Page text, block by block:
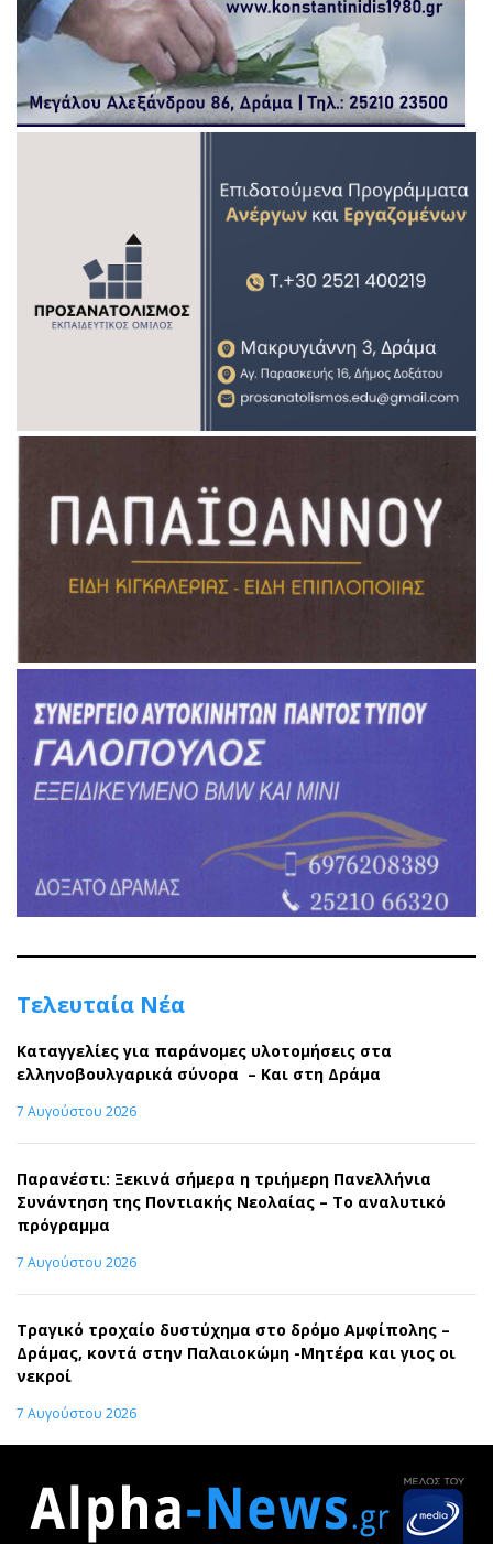
Τελευταία Νέα
Καταγγελίες για παράνομες υλοτομήσεις στα
ελληνοβουλγαρικά σύνορα – Και στη Δράμα
7 Αυγούστου 2026
Παρανέστι: Ξεκινά σήμερα η τριήμερη Πανελλήνια
Συνάντηση της Ποντιακής Νεολαίας – Το αναλυτικό
πρόγραμμα
7 Αυγούστου 2026
Τραγικό τροχαίο δυστύχημα στο δρόμο Αμφίπολης –
Δράμας, κοντά στην Παλαιοκώμη -Μητέρα και γιος οι
νεκροί
7 Αυγούστου 2026